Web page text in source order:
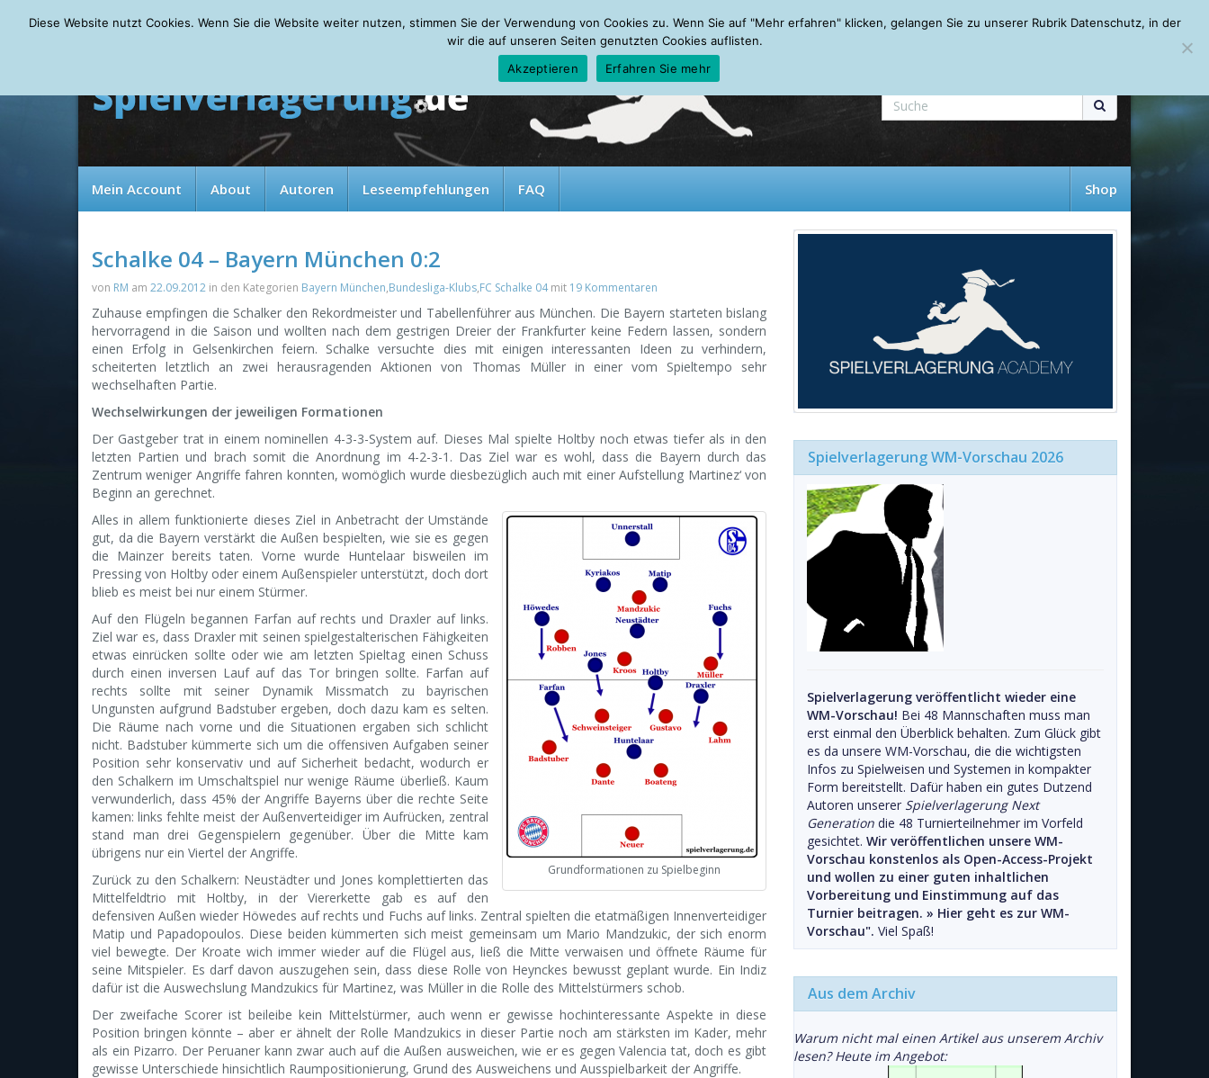
Saturday, 08.08.2026 Mein Account About Autoren Leseempfehlungen FAQ
Mein Account About Autoren Leseempfehlungen FAQ Shop
Schalke 04 – Bayern München 0:2
von RM am 22.09.2012 in den Kategorien Bayern München,Bundesliga-Klubs,FC Schalke 04mit 19 Kommentaren
Zuhause empfingen die Schalker den Rekordmeister und Tabellenführer aus München. Die Bayern starteten bislang
hervorragend in die Saison und wollten nach dem gestrigen Dreier der Frankfurter keine Federn lassen, sondern
einen Erfolg in Gelsenkirchen feiern. Schalke versuchte dies mit einigen interessanten Ideen zu verhindern,
scheiterten letztlich an zwei herausragenden Aktionen von Thomas Müller in einer vom Spieltempo sehr
wechselhaften Partie.
Wechselwirkungen der jeweiligen Formationen
Der Gastgeber trat in einem nominellen 4-3-3-System auf. Dieses Mal spielte Holtby noch etwas tiefer als in den
letzten Partien und brach somit die Anordnung im 4-2-3-1. Das Ziel war es wohl, dass die Bayern durch das
Zentrum weniger Angriffe fahren konnten, womöglich wurde diesbezüglich auch mit einer Aufstellung Martinez‘ von
Beginn an gerechnet.
Grundformationen zu Spielbeginn
Alles in allem funktionierte dieses Ziel in Anbetracht der Umstände
gut, da die Bayern verstärkt die Außen bespielten, wie sie es gegen
die Mainzer bereits taten. Vorne wurde Huntelaar bisweilen im
Pressing von Holtby oder einem Außenspieler unterstützt, doch dort
blieb es meist bei nur einem Stürmer.
Auf den Flügeln begannen Farfan auf rechts und Draxler auf links.
Ziel war es, dass Draxler mit seinen spielgestalterischen Fähigkeiten
etwas einrücken sollte oder wie am letzten Spieltag einen Schuss
durch einen inversen Lauf auf das Tor bringen sollte. Farfan auf
rechts sollte mit seiner Dynamik Missmatch zu bayrischen
Ungunsten aufgrund Badstuber ergeben, doch dazu kam es selten.
Die Räume nach vorne und die Situationen ergaben sich schlicht
nicht. Badstuber kümmerte sich um die offensiven Aufgaben seiner
Position sehr konservativ und auf Sicherheit bedacht, wodurch er
den Schalkern im Umschaltspiel nur wenige Räume überließ. Kaum
verwunderlich, dass 45% der Angriffe Bayerns über die rechte Seite
kamen: links fehlte meist der Außenverteidiger im Aufrücken, zentral
stand man drei Gegenspielern gegenüber. Über die Mitte kam
übrigens nur ein Viertel der Angriffe.
Zurück zu den Schalkern: Neustädter und Jones komplettierten das
Mittelfeldtrio mit Holtby, in der Viererkette gab es auf den
defensiven Außen wieder Höwedes auf rechts und Fuchs auf links. Zentral spielten die etatmäßigen Innenverteidiger
Matip und Papadopoulos. Diese beiden kümmerten sich meist gemeinsam um Mario Mandzukic, der sich enorm
viel bewegte. Der Kroate wich immer wieder auf die Flügel aus, ließ die Mitte verwaisen und öffnete Räume für
seine Mitspieler. Es darf davon auszugehen sein, dass diese Rolle von Heynckes bewusst geplant wurde. Ein Indiz
dafür ist die Auswechslung Mandzukics für Martinez, was Müller in die Rolle des Mittelstürmers schob.
Der zweifache Scorer ist beileibe kein Mittelstürmer, auch wenn er gewisse hochinteressante Aspekte in diese
Position bringen könnte – aber er ähnelt der Rolle Mandzukics in dieser Partie noch am stärksten im Kader, mehr
als ein Pizarro. Der Peruaner kann zwar auch auf die Außen ausweichen, wie er es gegen Valencia tat, doch es gibt
gewisse Unterschiede hinsichtlich Raumpositionierung, Grund des Ausweichens und Ausspielbarkeit der Angriffe.
Spielverlagerung WM-Vorschau 2026
Spielverlagerung veröffentlicht wieder eine
WM-Vorschau! Bei 48 Mannschaften muss man
erst einmal den Überblick behalten. Zum Glück gibt
es da unsere WM-Vorschau, die die wichtigsten
Infos zu Spielweisen und Systemen in kompakter
Form bereitstellt. Dafür haben ein gutes Dutzend
Autoren unserer Spielverlagerung Next
Generation die 48 Turnierteilnehmer im Vorfeld
gesichtet. Wir veröffentlichen unsere WM-
Vorschau konstenlos als Open-Access-Projekt
und wollen zu einer guten inhaltlichen
Vorbereitung und Einstimmung auf das
Turnier beitragen. » Hier geht es zur WM-
Vorschau". Viel Spaß!
Aus dem Archiv
Warum nicht mal einen Artikel aus unserem Archiv
lesen? Heute im Angebot:
Diese Website nutzt Cookies. Wenn Sie die Website weiter nutzen, stimmen Sie der Verwendung von Cookies zu. Wenn Sie auf "Mehr erfahren" klicken, gelangen Sie zu unserer Rubrik Datenschutz, in der
wir die auf unseren Seiten genutzten Cookies auflisten.
Akzeptieren
Erfahren Sie mehr